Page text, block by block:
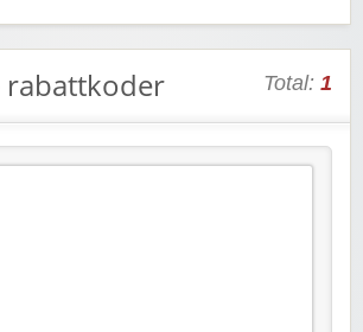
rabattkoder Total: 1